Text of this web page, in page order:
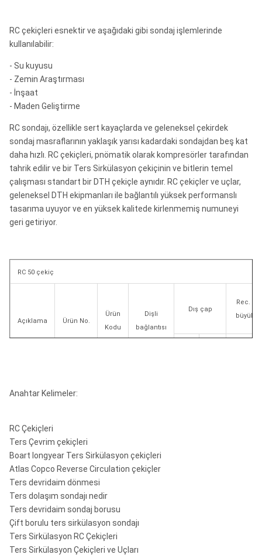
RC çekiçleri esnektir ve aşağıdaki gibi sondaj işlemlerinde
kullanılabilir:
- Su kuyusu
- Zemin Araştırması
- İnşaat
- Maden Geliştirme
RC sondajı, özellikle sert kayaçlarda ve geleneksel çekirdek
sondaj masraflarının yaklaşık yarısı kadardaki sondajdan beş kat
daha hızlı. RC çekiçleri, pnömatik olarak kompresörler tarafından
tahrik edilir ve bir Ters Sirkülasyon çekiçinin ve bitlerin temel
çalışması standart bir DTH çekiçle aynıdır. RC çekiçler ve uçlar,
geleneksel DTH ekipmanları ile bağlantılı yüksek performanslı
tasarıma uyuyor ve en yüksek kalitede kirlenmemiş numuneyi
geri getiriyor.
RC 50 çekiç
Açıklama Ürün No.
Ürün
Kodu
Dişli
bağlantısı
Dış çap
Rec.
Anahtar Kelimeler:
RC Çekiçleri
Ters Çevrim çekiçleri
Boart longyear Ters Sirkülasyon çekiçleri
Atlas Copco Reverse Circulation çekiçler
Ters devridaim dönmesi
Ters dolaşım sondajı nedir
Ters devridaim sondaj borusu
Çift borulu ters sirkülasyon sondajı
Ters Sirkülasyon RC Çekiçleri
Ters Sirkülasyon Çekiçleri ve Uçları